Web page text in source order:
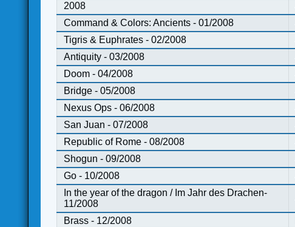
2008
Command & Colors: Ancients - 01/2008
Tigris & Euphrates - 02/2008
Antiquity - 03/2008
Doom - 04/2008
Bridge - 05/2008
Nexus Ops - 06/2008
San Juan - 07/2008
Republic of Rome - 08/2008
Shogun - 09/2008
Go - 10/2008
In the year of the dragon / Im Jahr des Drachen-
11/2008
Brass - 12/2008